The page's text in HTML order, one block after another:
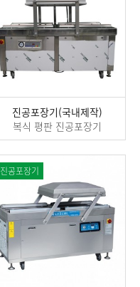
진공포장기(국내제작)
복식 평판 진공포장기
진공포장기